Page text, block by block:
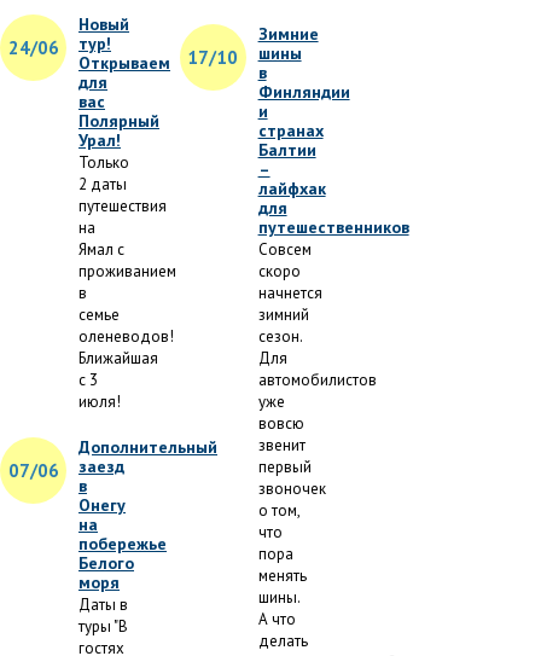
24/06
Новый
тур!
Открываем
для
вас
Полярный
Урал!
Только
2 даты
путешествия
на
Ямал с
проживанием
в
семье
оленеводов!
Ближайшая
с 3
июля!
07/06
Дополнительный
заезд
в
Онегу
на
побережье
Белого
моря
Даты в
туры "В
гостях
17/10
Зимние
шины
в
Финляндии
и
странах
Балтии
–
лайфхак
для
путешественников
Совсем
скоро
начнется
зимний
сезон.
Для
автомобилистов
уже
вовсю
звенит
первый
звоночек
о том,
что
пора
менять
шины.
А что
делать